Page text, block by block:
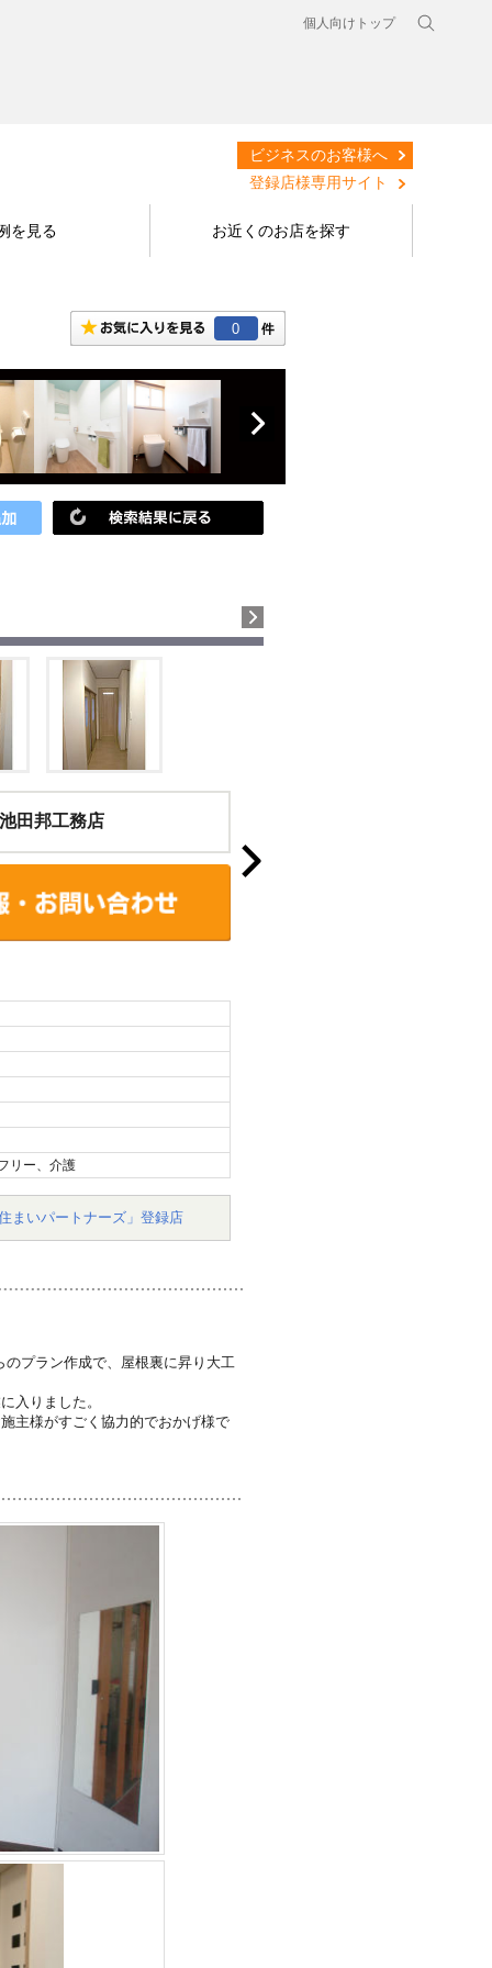
個人向けトップ
ビジネスのお客様へ
登録店様専用サイト
を見る お近くのお店を探す
0
田邦工務店
リー、介護
まいパートナーズ」登録店
プラン作成で、屋根裏に昇り大工
入りました。
主様がすごく協力的でおかげ様で